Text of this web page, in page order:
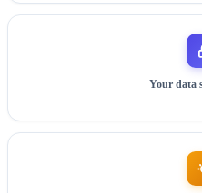
Your data